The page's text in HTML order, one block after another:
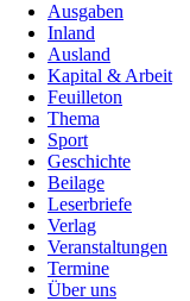
Ausgaben
Inland
Ausland
Kapital & Arbeit
Feuilleton
Thema
Sport
Geschichte
Beilage
Leserbriefe
Verlag
Veranstaltungen
Termine
Über uns